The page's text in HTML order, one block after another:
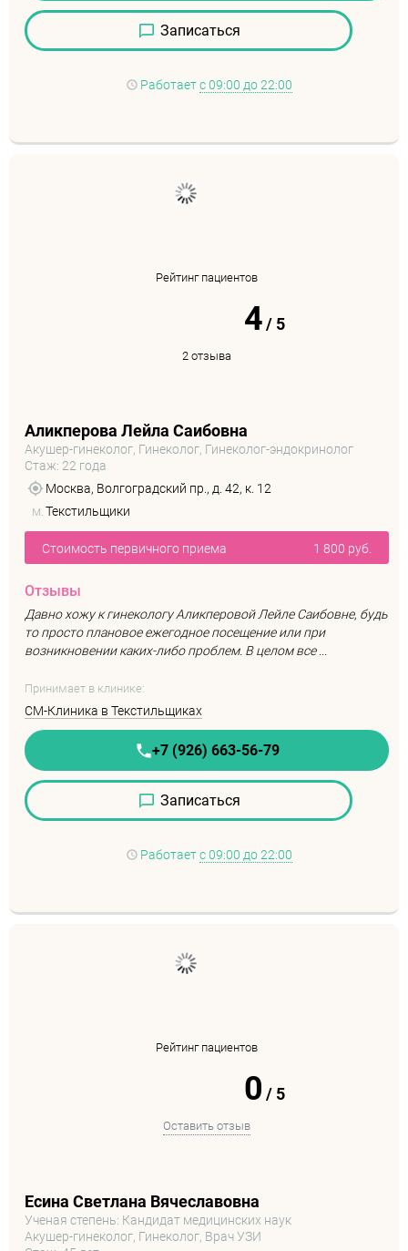
Записаться
Работает с 09:00 до 22:00
Рейтинг пациентов
4/5
2 отзыва
Аликперова Лейла Саибовна
Акушер-гинеколог, Гинеколог, Гинеколог-эндокринолог
Стаж: 22 года
Москва, Волгоградский пр., д. 42, к. 12
м. Текстильщики
Стоимость первичного приема 1 800 руб.
Отзывы
Давно хожу к гинекологу Аликперовой Лейле Саибовне, будь
то просто плановое ежегодное посещение или при
возникновении каких-либо проблем. В целом все ...
Принимает в клинике:
СМ-Клиника в Текстильщиках
+7 (926) 663-56-79
Записаться
Работает с 09:00 до 22:00
Рейтинг пациентов
0 /5
Оставить отзыв
Есина Светлана Вячеславовна
Ученая степень: Кандидат медицинских наук
Акушер-гинеколог, Гинеколог, Врач УЗИ